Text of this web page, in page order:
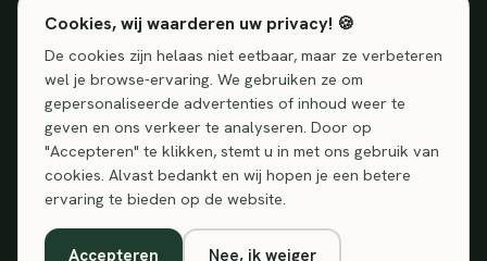
Klantenservice
Vragen
Contact
© 2026 VitaSure · Voedingssupplementen, geen vervanging voor
Cookies, wij waarderen uw privacy! 🍪
De cookies zijn helaas niet eetbaar, maar ze verbeteren
wel je browse-ervaring. We gebruiken ze om
gepersonaliseerde advertenties of inhoud weer te
geven en ons verkeer te analyseren. Door op
"Accepteren" te klikken, stemt u in met ons gebruik van
cookies. Alvast bedankt en wij hopen je een betere
ervaring te bieden op de website.
Accepteren Nee, ik weiger